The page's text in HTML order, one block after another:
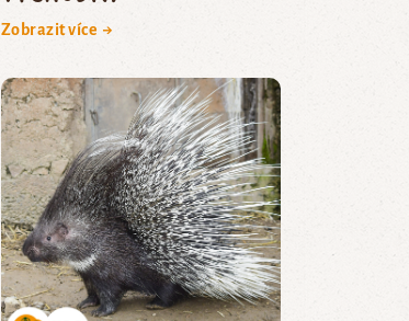
Zobrazit více →